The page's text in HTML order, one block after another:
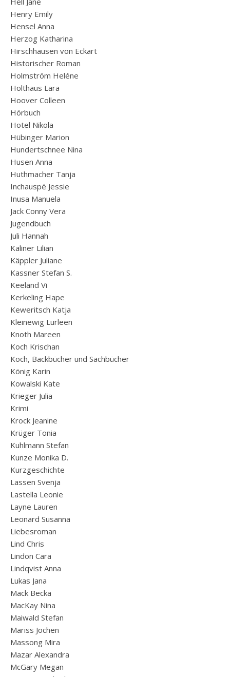
Henry Emily
Hensel Anna
Herzog Katharina
Hirschhausen von Eckart
Historischer Roman
Holmström Heléne
Holthaus Lara
Hoover Colleen
Hörbuch
Hotel Nikola
Hübinger Marion
Hundertschnee Nina
Husen Anna
Huthmacher Tanja
Inchauspé Jessie
Inusa Manuela
Jack Conny Vera
Jugendbuch
Juli Hannah
Kaliner Lilian
Käppler Juliane
Kassner Stefan S.
Keeland Vi
Kerkeling Hape
Keweritsch Katja
Kleinewig Lurleen
Knoth Mareen
Koch Krischan
Koch, Backbücher und Sachbücher
König Karin
Kowalski Kate
Krieger Julia
Krimi
Krock Jeanine
Krüger Tonia
Kuhlmann Stefan
Kunze Monika D.
Kurzgeschichte
Lassen Svenja
Lastella Leonie
Layne Lauren
Leonard Susanna
Liebesroman
Lind Chris
Lindon Cara
Lindqvist Anna
Lukas Jana
Mack Becka
MacKay Nina
Maiwald Stefan
Mariss Jochen
Massong Mira
Mazar Alexandra
McGary Megan